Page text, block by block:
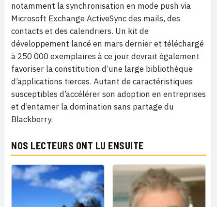
notamment la synchronisation en mode push via
Microsoft Exchange ActiveSync des mails, des
contacts et des calendriers. Un kit de
développement lancé en mars dernier et téléchargé
à 250 000 exemplaires à ce jour devrait également
favoriser la constitution d’une large bibliothèque
d’applications tierces. Autant de caractéristiques
susceptibles d’accélérer son adoption en entreprises
et d’entamer la domination sans partage du
Blackberry.
NOS LECTEURS ONT LU ENSUITE